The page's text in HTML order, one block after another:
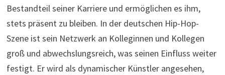
Bestandteil seiner Karriere und ermöglichen es ihm,
stets präsent zu bleiben. In der deutschen Hip-Hop-
Szene ist sein Netzwerk an Kolleginnen und Kollegen
groß und abwechslungsreich, was seinen Einfluss weiter
festigt. Er wird als dynamischer Künstler angesehen,